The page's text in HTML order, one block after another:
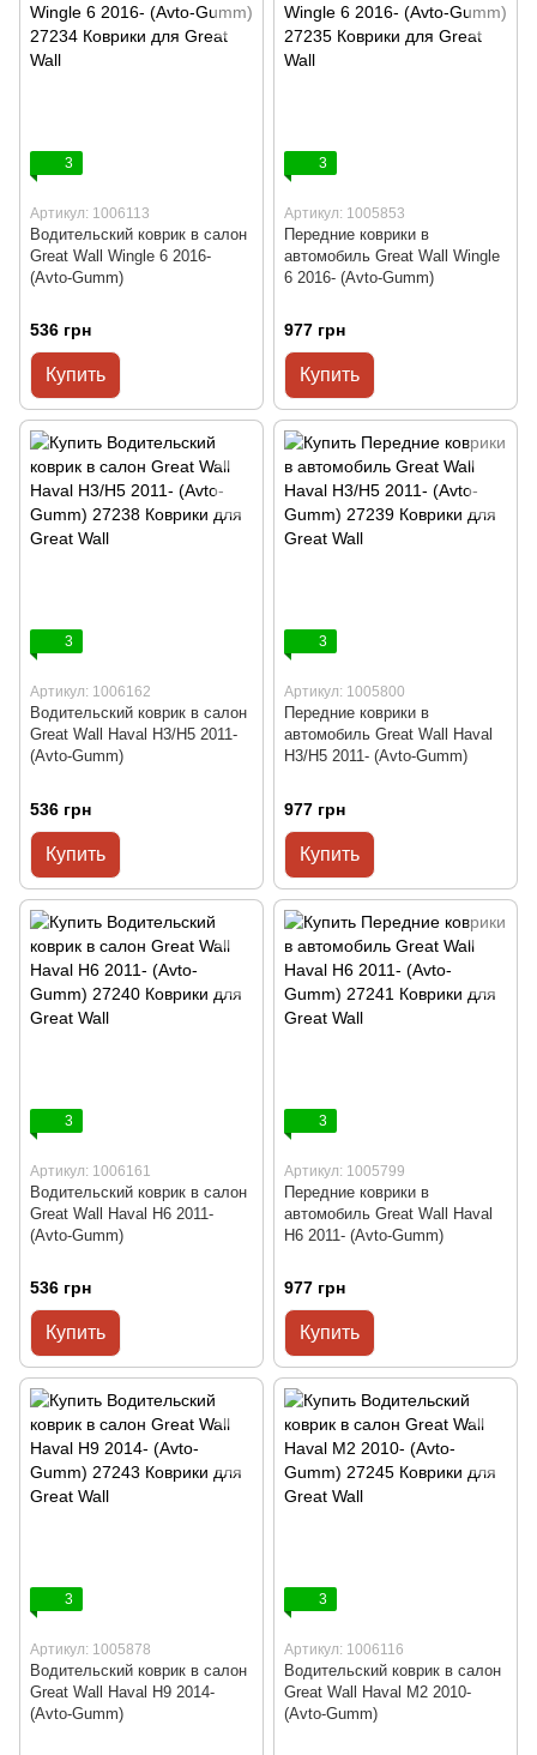
3
Артикул: 1006113
Водительский коврик в салон
Great Wall Wingle 6 2016-
(Avto-Gumm)
536 грн
Купить
3
Артикул: 1005853
Передние коврики в
автомобиль Great Wall Wingle
6 2016- (Avto-Gumm)
977 грн
Купить
3
Артикул: 1006162
Водительский коврик в салон
Great Wall Haval H3/H5 2011-
(Avto-Gumm)
536 грн
Купить
3
Артикул: 1005800
Передние коврики в
автомобиль Great Wall Haval
H3/H5 2011- (Avto-Gumm)
977 грн
Купить
3
Артикул: 1006161
Водительский коврик в салон
Great Wall Haval H6 2011-
(Avto-Gumm)
536 грн
Купить
3
Артикул: 1005799
Передние коврики в
автомобиль Great Wall Haval
H6 2011- (Avto-Gumm)
977 грн
Купить
3
Артикул: 1005878
Водительский коврик в салон
Great Wall Haval H9 2014-
(Avto-Gumm)
3
Артикул: 1006116
Водительский коврик в салон
Great Wall Haval M2 2010-
(Avto-Gumm)